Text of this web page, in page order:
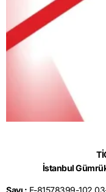
İstanbul
Sayı : E-81578399-